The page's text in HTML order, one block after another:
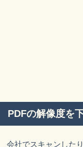
PDFの解像度を
会社でスキャンした